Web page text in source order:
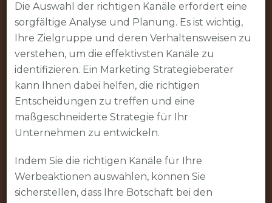
Die Auswahl der richtigen Kanäle erfordert eine
sorgfältige Analyse und Planung. Es ist wichtig,
Ihre Zielgruppe und deren Verhaltensweisen zu
verstehen, um die effektivsten Kanäle zu
identifizieren. Ein Marketing Strategieberater
kann Ihnen dabei helfen, die richtigen
Entscheidungen zu treffen und eine
maßgeschneiderte Strategie für Ihr
Unternehmen zu entwickeln.
Indem Sie die richtigen Kanäle für Ihre
Werbeaktionen auswählen, können Sie
sicherstellen, dass Ihre Botschaft bei den